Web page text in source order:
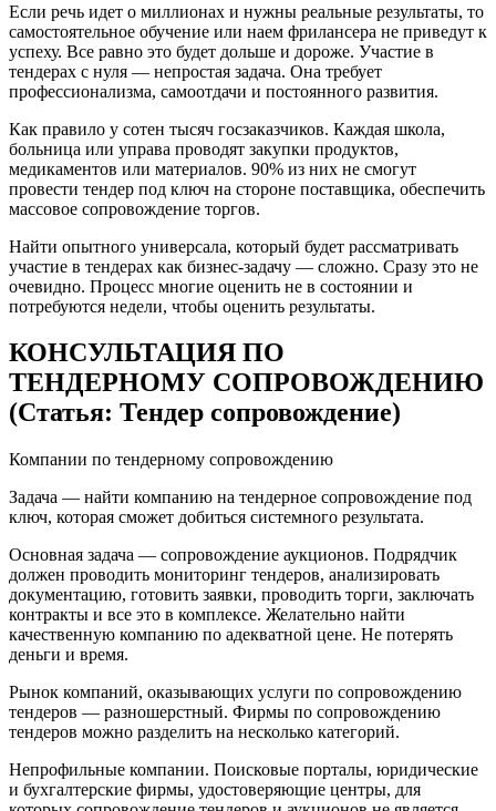
Если речь идет о миллионах и нужны реальные результаты, то
самостоятельное обучение или наем фрилансера не приведут к
успеху. Все равно это будет дольше и дороже. Участие в
тендерах с нуля — непростая задача. Она требует
профессионализма, самоотдачи и постоянного развития.
Как правило у сотен тысяч госзаказчиков. Каждая школа,
больница или управа проводят закупки продуктов,
медикаментов или материалов. 90% из них не смогут
провести тендер под ключ на стороне поставщика, обеспечить
массовое сопровождение торгов.
Найти опытного универсала, который будет рассматривать
участие в тендерах как бизнес-задачу — сложно. Сразу это не
очевидно. Процесс многие оценить не в состоянии и
потребуются недели, чтобы оценить результаты.
КОНСУЛЬТАЦИЯ ПО
ТЕНДЕРНОМУ СОПРОВОЖДЕНИЮ
(Статья: Тендер сопровождение)
Компании по тендерному сопровождению
Задача — найти компанию на тендерное сопровождение под
ключ, которая сможет добиться системного результата.
Основная задача — сопровождение аукционов. Подрядчик
должен проводить мониторинг тендеров, анализировать
документацию, готовить заявки, проводить торги, заключать
контракты и все это в комплексе. Желательно найти
качественную компанию по адекватной цене. Не потерять
деньги и время.
Рынок компаний, оказывающих услуги по сопровождению
тендеров — разношерстный. Фирмы по сопровождению
тендеров можно разделить на несколько категорий.
Непрофильные компании. Поисковые порталы, юридические
и бухгалтерские фирмы, удостоверяющие центры, для